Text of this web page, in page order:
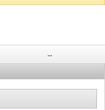
...